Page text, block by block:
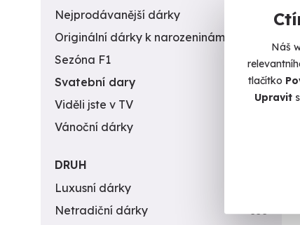
Náš
tlačítko
Upravit
Nejprodávanější dárky
Originální dárky k narozeninám
Sezóna F1
4
Svatební dary
196
Viděli jste v TV
31
Vánoční dárky
DRUH
Luxusní dárky
Netradiční dárky
353